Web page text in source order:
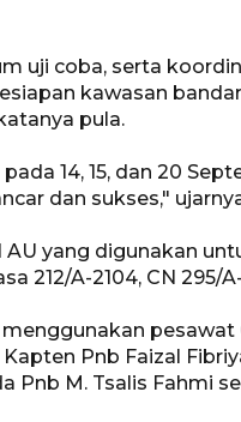
uji coba, serta
kawasan
pula.
14, 15, dan 20
dan sukses,"
yang digunakan
212/A-2104, CN 295/
pesawat
Pnb Faizal
Pnb M. Tsalis Fahmi